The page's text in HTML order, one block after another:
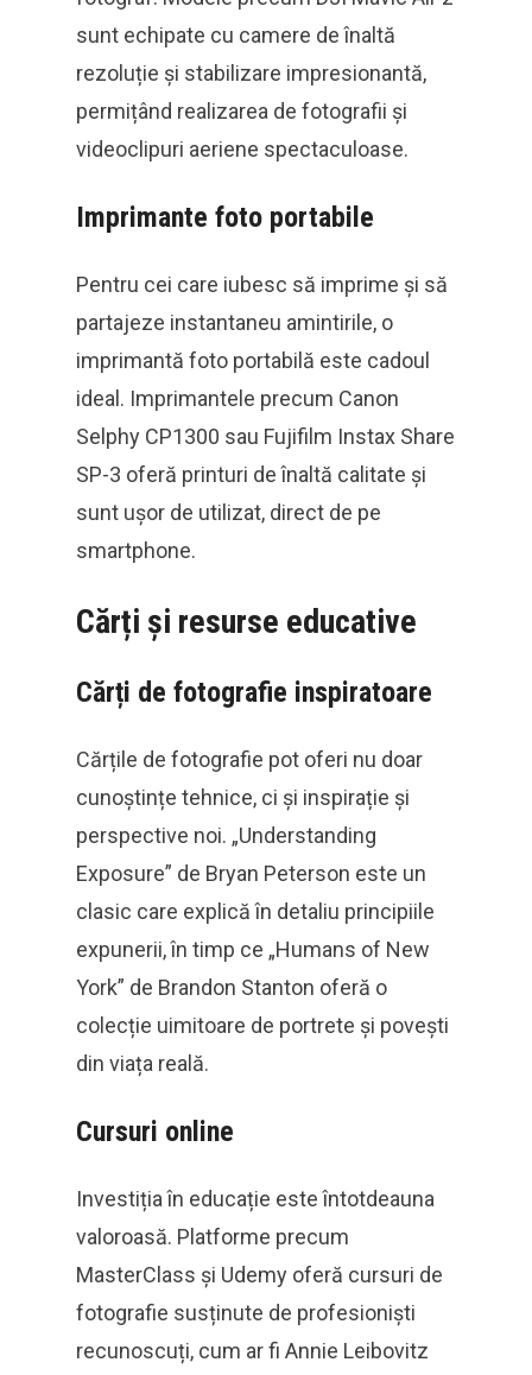
sunt echipate cu camere de înaltă
rezoluție și stabilizare impresionantă,
permițând realizarea de fotografii și
videoclipuri aeriene spectaculoase.
Imprimante foto portabile
Pentru cei care iubesc să imprime și să
partajeze instantaneu amintirile, o
imprimantă foto portabilă este cadoul
ideal. Imprimantele precum Canon
Selphy CP1300 sau Fujifilm Instax Share
SP-3 oferă printuri de înaltă calitate și
sunt ușor de utilizat, direct de pe
smartphone.
Cărți și resurse educative
Cărți de fotografie inspiratoare
Cărțile de fotografie pot oferi nu doar
cunoștințe tehnice, ci și inspirație și
perspective noi. „Understanding
Exposure” de Bryan Peterson este un
clasic care explică în detaliu principiile
expunerii, în timp ce „Humans of New
York” de Brandon Stanton oferă o
colecție uimitoare de portrete și povești
din viața reală.
Cursuri online
Investiția în educație este întotdeauna
valoroasă. Platforme precum
MasterClass și Udemy oferă cursuri de
fotografie susținute de profesioniști
recunoscuți, cum ar fi Annie Leibovitz